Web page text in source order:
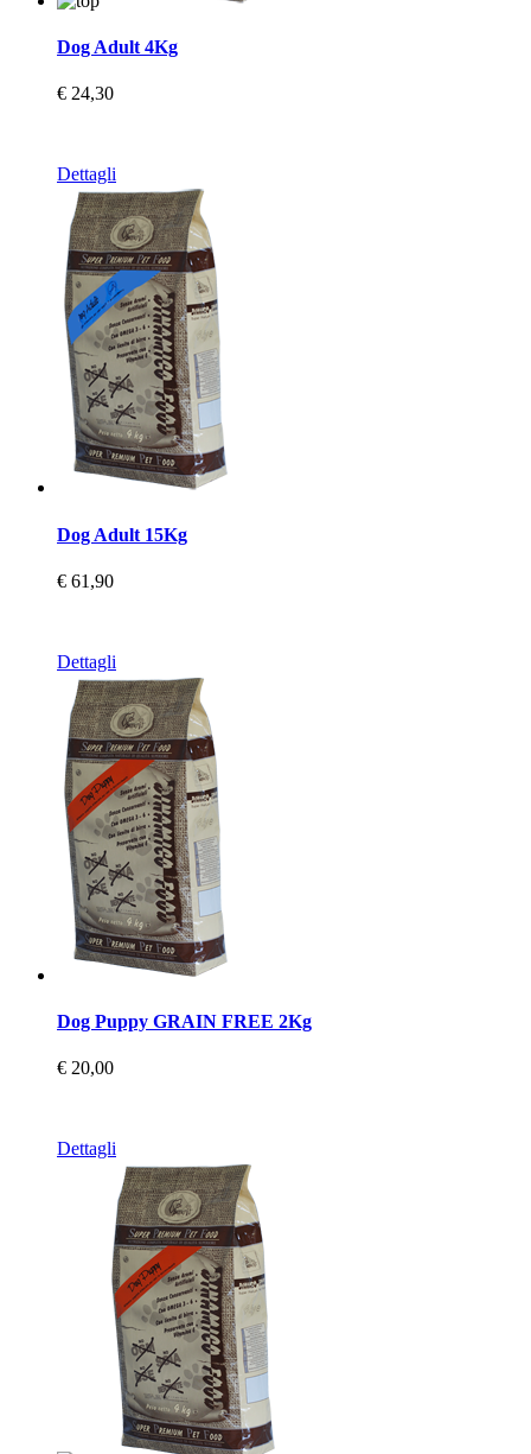
Dog Adult 4Kg
€ 24,30
Dettagli
Dog Adult 15Kg
€ 61,90
Dettagli
Dog Puppy GRAIN FREE 2Kg
€ 20,00
Dettagli